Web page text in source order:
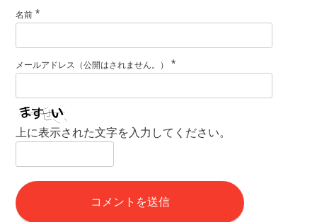
名前 *
メールアドレス（公開はされません。） *
上に表示された文字を入力してください。